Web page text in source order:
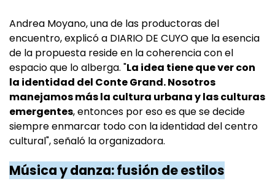
Andrea Moyano, una de las productoras del
encuentro, explicó a DIARIO DE CUYO que la esencia
de la propuesta reside en la coherencia con el
espacio que lo alberga. "La idea tiene que ver con
la identidad del Conte Grand. Nosotros
manejamos más la cultura urbana y las culturas
emergentes, entonces por eso es que se decide
siempre enmarcar todo con la identidad del centro
cultural", señaló la organizadora.
Música y danza: fusión de estilos